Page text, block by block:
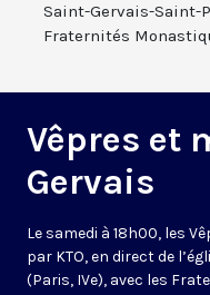
Saint-Gervais-Saint-
Fraternités
Vêpres et
Gervais
Le samedi à 18h00, les
par KTO, en direct de
(Paris, IVe), avec les